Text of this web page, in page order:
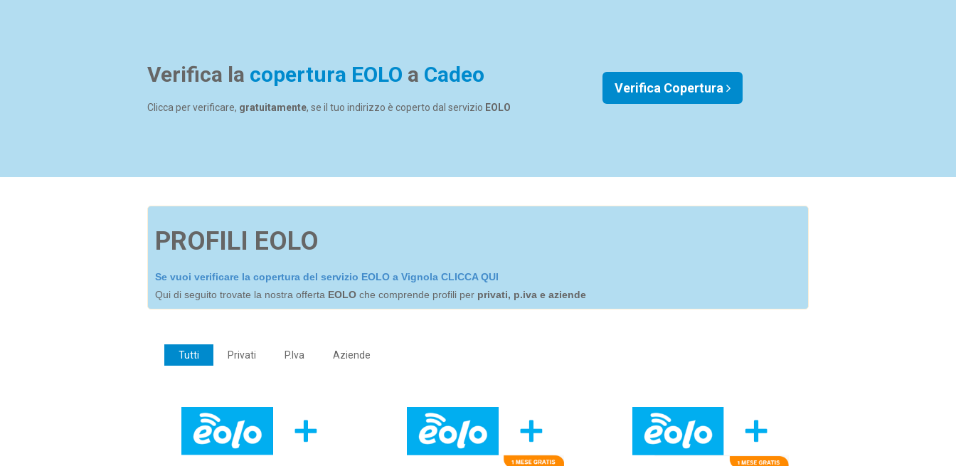
Verifica la copertura EOLO a Cadeo
Clicca per verificare, gratuitamente, se il tuo indirizzo è coperto dal servizio EOLO
Verifica Copertura
PROFILI EOLO
Se vuoi verificare la copertura del servizio EOLO a Vignola CLICCA QUI
Qui di seguito trovate la nostra offerta EOLO che comprende profili per privati, p.iva e aziende
Tutti Privati P.Iva Aziende